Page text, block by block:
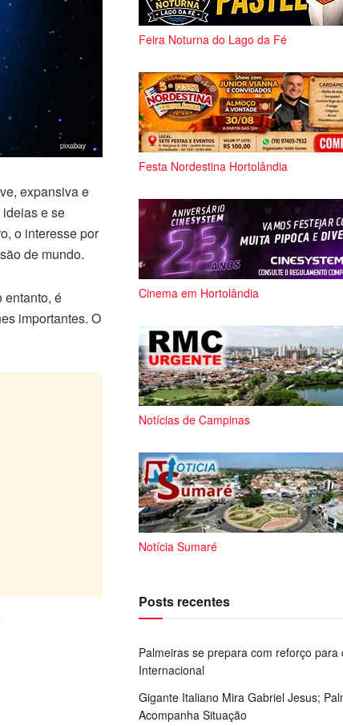
expansiva e
e se
o interesse por
de mundo.
entanto, é
importantes. O
Feira Noturna do Lago da Fé
Festa Nordestina Hortolândia
Cinema em Hortolândia
Notícias de Campinas
Notícia Sumaré
Posts recentes
Palmeiras se prepara com reforço para
Internacional
Gigante Italiano Mira Gabriel Jesus;
Acompanha Situação